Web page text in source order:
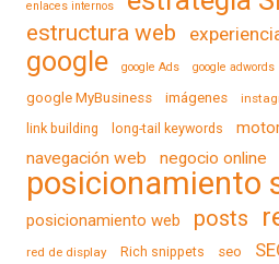
enlaces internos
estructura web
google google Ads google adwords
google MyBusiness imágenes
link building long-tail keywords
navegación web
negocio online
posicionamiento
posicionamiento web posts
red de display Rich snippets seo